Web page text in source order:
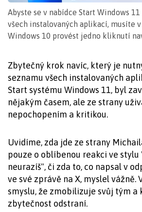
Abyste se v nabídce Start Windows
všech instalovaných aplikací, musíte
Windows 10 provést jedno kliknutí
Zbytečný krok navíc, který je
seznamu všech instalovaných
Start systému Windows 11, byl
nějakým časem, ale ze strany
nepochopením a kritikou.
Uvidíme, zda jde ze strany
pouze o oblíbenou reakci ve stylu
neurazíš", či zda to, co napsal v
ve své zprávě na X, myslel vážně.
smyslu, že zmobilizuje svůj tým a
zbytečnost odstraní.